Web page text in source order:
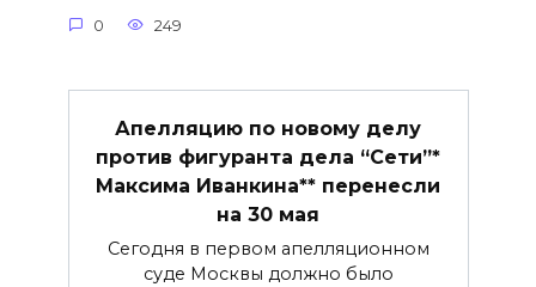
0 249
Апелляцию по новому делу
против фигуранта дела “Сети”*
Максима Иванкина** перенесли
на 30 мая
Сегодня в первом апелляционном
суде Москвы должно было